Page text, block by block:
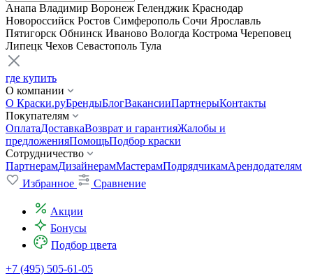
Анапа Владимир Воронеж Геленджик Краснодар
Новороссийск Ростов Симферополь Сочи Ярославль
Пятигорск Обнинск Иваново Вологда Кострома Череповец
Липецк Чехов Севастополь Тула
где купить
О компании
О Краски.руБрендыБлогВакансииПартнерыКонтакты
Покупателям
ОплатаДоставкаВозврат и гарантияЖалобы и
предложенияПомощьПодбор краски
Сотрудничество
ПартнерамДизайнерамМастерамПодрядчикамАрендодателям
Избранное
Сравнение
Акции
Бонусы
Подбор цвета
+7 (495) 505-61-05